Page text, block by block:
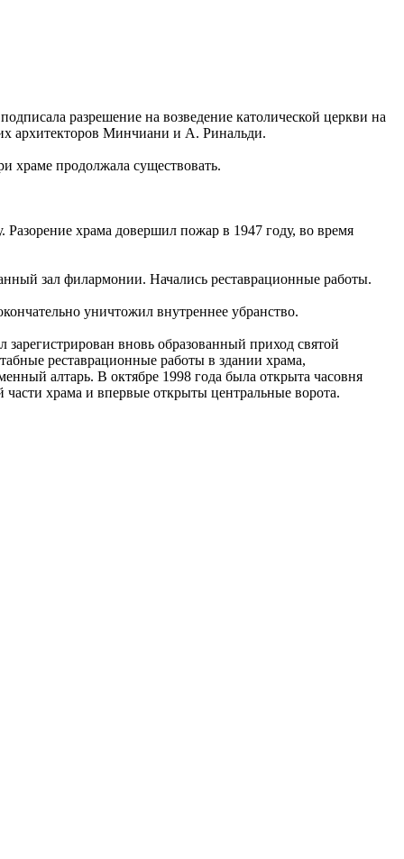
разрешение на возведение католической церкви на
архитекторов Минчиани и А. Ринальди.
храме продолжала существовать.
храма довершил пожар в 1947 году, во время
зал филармонии. Начались реставрационные работы.
уничтожил внутреннее убранство.
вновь образованный приход святой
реставрационные работы в здании храма,
алтарь. В октябре 1998 года была открыта часовня
части храма и впервые открыты центральные ворота.